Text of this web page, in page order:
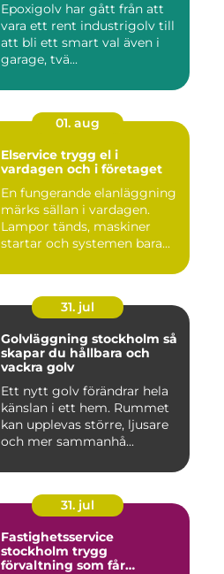
Epoxigolv har gått från att
vara ett rent industrigolv till
att bli ett smart val även i
garage, tvä...
01. aug
Elservice trygg el i
vardagen och i företaget
En fungerande elanläggning
märks sällan i vardagen.
Lampor tänds, maskiner
startar och systemen bara...
31. jul
Golvläggning stockholm så
skapar du hållbara och
vackra golv
Ett nytt golv förändrar hela
känslan i ett hem. Rummet
kan upplevas större, ljusare
och mer sammanhå...
31. jul
Fastighetsservice
stockholm trygg
förvaltning som får